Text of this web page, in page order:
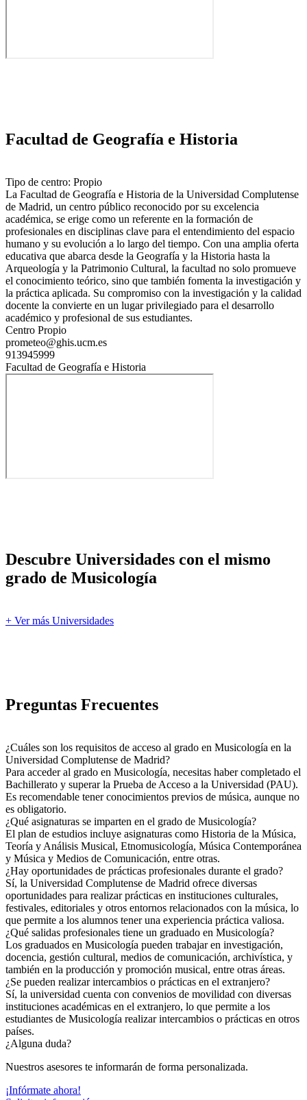
Facultad de Geografía e Historia
Tipo de centro: Propio
La Facultad de Geografía e Historia de la Universidad Complutense
de Madrid, un centro público reconocido por su excelencia
académica, se erige como un referente en la formación de
profesionales en disciplinas clave para el entendimiento del espacio
humano y su evolución a lo largo del tiempo. Con una amplia oferta
educativa que abarca desde la Geografía y la Historia hasta la
Arqueología y la Patrimonio Cultural, la facultad no solo promueve
el conocimiento teórico, sino que también fomenta la investigación y
la práctica aplicada. Su compromiso con la investigación y la calidad
docente la convierte en un lugar privilegiado para el desarrollo
académico y profesional de sus estudiantes.
Centro Propio
prometeo@ghis.ucm.es
913945999
Facultad de Geografía e Historia
Descubre Universidades con el mismo
grado de Musicología
+ Ver más Universidades
Preguntas Frecuentes
¿Cuáles son los requisitos de acceso al grado en Musicología en la
Universidad Complutense de Madrid?
Para acceder al grado en Musicología, necesitas haber completado el
Bachillerato y superar la Prueba de Acceso a la Universidad (PAU).
Es recomendable tener conocimientos previos de música, aunque no
es obligatorio.
¿Qué asignaturas se imparten en el grado de Musicología?
El plan de estudios incluye asignaturas como Historia de la Música,
Teoría y Análisis Musical, Etnomusicología, Música Contemporánea
y Música y Medios de Comunicación, entre otras.
¿Hay oportunidades de prácticas profesionales durante el grado?
Sí, la Universidad Complutense de Madrid ofrece diversas
oportunidades para realizar prácticas en instituciones culturales,
festivales, editoriales y otros entornos relacionados con la música, lo
que permite a los alumnos tener una experiencia práctica valiosa.
¿Qué salidas profesionales tiene un graduado en Musicología?
Los graduados en Musicología pueden trabajar en investigación,
docencia, gestión cultural, medios de comunicación, archivística, y
también en la producción y promoción musical, entre otras áreas.
¿Se pueden realizar intercambios o prácticas en el extranjero?
Sí, la universidad cuenta con convenios de movilidad con diversas
instituciones académicas en el extranjero, lo que permite a los
estudiantes de Musicología realizar intercambios o prácticas en otros
países.
¿Alguna duda?
Nuestros asesores te informarán de forma personalizada.
¡Infórmate ahora!